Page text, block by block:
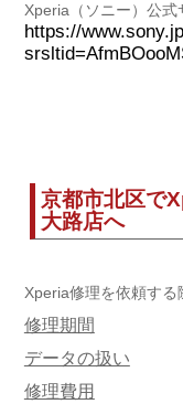
Xperia（ソニー）公式
https://
京都市北区で
大路店へ
Xperia修理を依頼する
修理期間
データの扱い
修理費用